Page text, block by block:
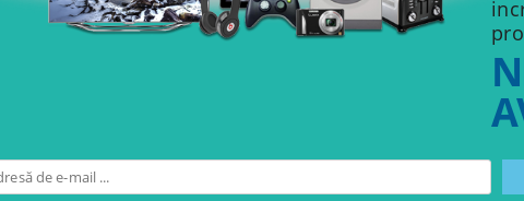
,el va constata ca are nevoie de accesorii suplimentare pentru a utiliza noua sa
conțin o listă de specificații tehnice, nu te aștepta ca toți utilizatorii să le
o concluzie cu privire la caracteristicile tehnice ale produsului, nu să